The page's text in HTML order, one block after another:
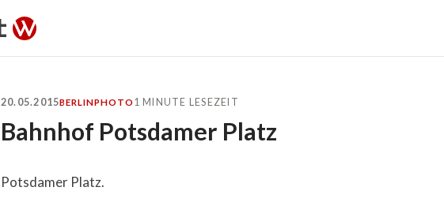
20.05.2015BERLINPHOTO 1 MINUTE LESEZEIT
Bahnhof Potsdamer Platz
Potsdamer Platz.